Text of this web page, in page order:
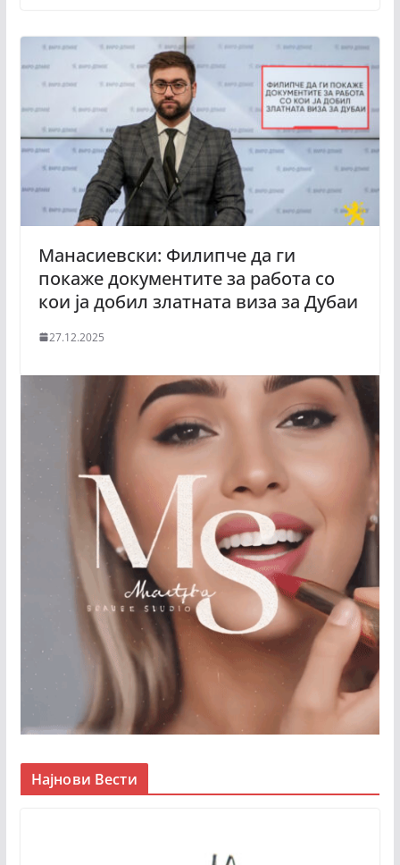
Манасиевски: Филипче да ги
покаже документите за работа со
кои ја добил златната виза за Дубаи
27.12.2025
Најнови Вести